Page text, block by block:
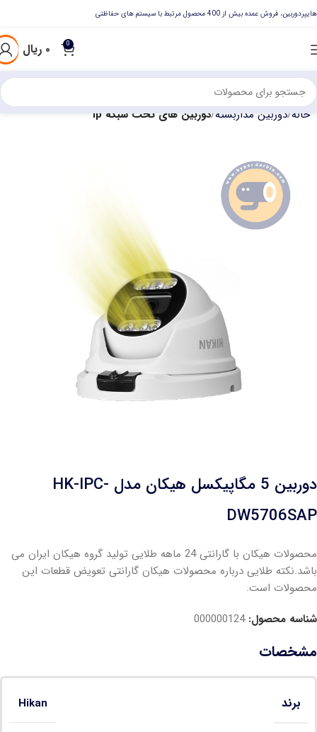
هایپردوربین، فروش عمده بیش از 400 محصول مرتبط با سیستم های حفاظتی
0 ۰ ریال
خانه دوربین مداربسته دوربین های تحت شبکه ip
دوربین 5 مگاپیکسل هیکان مدل HK-IPC-
DW5706SAP
محصولات هیکان با گارانتی 24 ماهه طلایی تولید گروه هیکان ایران می
باشد.نکته طلایی درباره محصولات هیکان گارانتی تعویض قطعات این
محصولات است.
شناسه محصول:000000124
مشخصات
برند Hikan